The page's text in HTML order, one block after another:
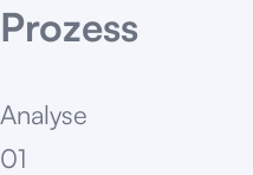
Prozess
Analyse
01